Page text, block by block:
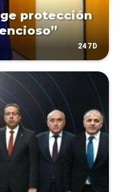
protección
247D